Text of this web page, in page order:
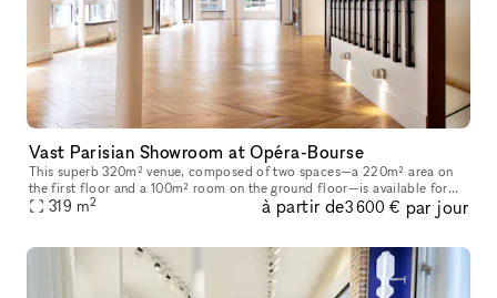
Vast Parisian Showroom at Opéra-Bourse
This superb 320m² venue, composed of two spaces—a 220m² area on
the first floor and a 100m² room on the ground floor—is available for
short-term rental to host your Showrooms, Pop-Up Stores, Temporar
319 m2 à partir de3 600 € par jour